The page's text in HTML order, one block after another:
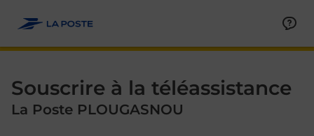
Souscrire à la téléassistance
La Poste PLOUGASNOU